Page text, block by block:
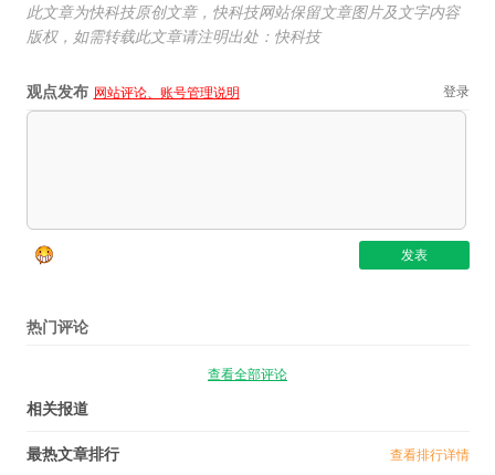
此文章为快科技原创文章，快科技网站保留文章图片及文字内容
版权，如需转载此文章请注明出处：快科技
观点发布 网站评论、账号管理说明 登录
热门评论
查看全部评论
相关报道
最热文章排行 查看排行详情